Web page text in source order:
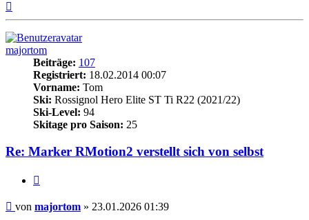
majortom
Beiträge: 107
Registriert: 18.02.2014 00:07
Vorname: Tom
Ski: Rossignol Hero Elite ST Ti R22 (2021/22)
Ski-Level: 94
Skitage pro Saison: 25
Re: Marker RMotion2 verstellt sich von selbst
Beitrag
von majortom » 23.01.2026 01:39